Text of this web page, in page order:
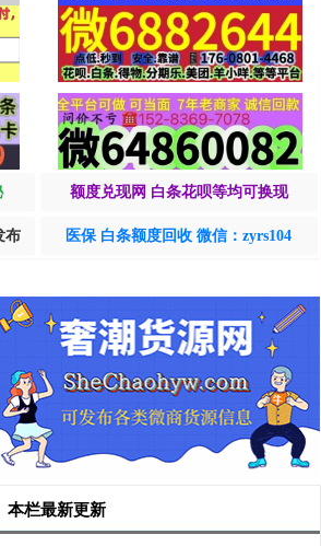
额度兑现网 白条花呗等均可换现
布 医保 白条额度回收 微信：zyrs104
栏最新更新